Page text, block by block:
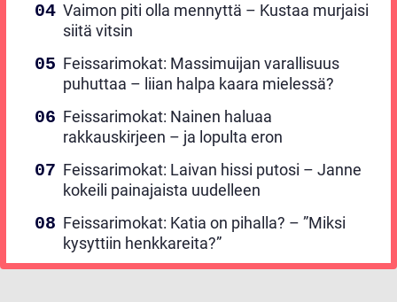
Vaimon piti olla mennyttä – Kustaa murjaisi
siitä vitsin
Feissarimokat: Massimuijan varallisuus
puhuttaa – liian halpa kaara mielessä?
Feissarimokat: Nainen haluaa
rakkauskirjeen – ja lopulta eron
Feissarimokat: Laivan hissi putosi – Janne
kokeili painajaista uudelleen
Feissarimokat: Katia on pihalla? – ”Miksi
kysyttiin henkkareita?”